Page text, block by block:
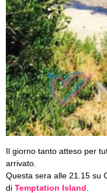
Il giorno tanto atteso per
arrivato.
Questa sera alle 21.15 su
di Temptation Island